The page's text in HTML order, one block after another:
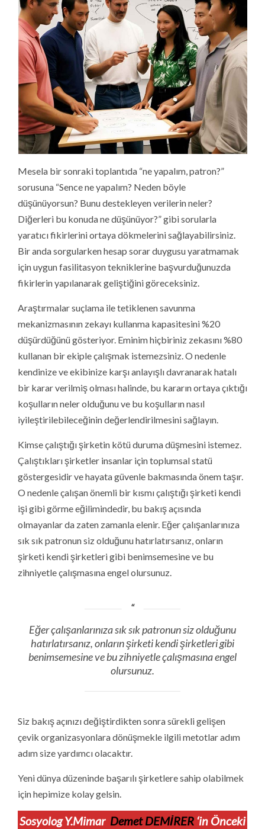
Mesela bir sonraki toplantıda “ne yapalım, patron?”
sorusuna “Sence ne yapalım? Neden böyle
düşünüyorsun? Bunu destekleyen verilerin neler?
Diğerleri bu konuda ne düşünüyor?” gibi sorularla
yaratıcı fikirlerini ortaya dökmelerini sağlayabilirsiniz.
Bir anda sorgularken hesap sorar duygusu yaratmamak
için uygun fasilitasyon tekniklerine başvurduğunuzda
fikirlerin yapılanarak geliştiğini göreceksiniz.
Araştırmalar suçlama ile tetiklenen savunma
mekanizmasının zekayı kullanma kapasitesini %20
düşürdüğünü gösteriyor. Eminim hiçbiriniz zekasını %80
kullanan bir ekiple çalışmak istemezsiniz. O nedenle
kendinize ve ekibinize karşı anlayışlı davranarak hatalı
bir karar verilmiş olması halinde, bu kararın ortaya çıktığı
koşulların neler olduğunu ve bu koşulların nasıl
iyileştirilebileceğinin değerlendirilmesini sağlayın.
Kimse çalıştığı şirketin kötü duruma düşmesini istemez.
Çalıştıkları şirketler insanlar için toplumsal statü
göstergesidir ve hayata güvenle bakmasında önem taşır.
O nedenle çalışan önemli bir kısmı çalıştığı şirketi kendi
işi gibi görme eğilimindedir, bu bakış açısında
olmayanlar da zaten zamanla elenir. Eğer çalışanlarınıza
sık sık patronun siz olduğunu hatırlatırsanız, onların
şirketi kendi şirketleri gibi benimsemesine ve bu
zihniyetle çalışmasına engel olursunuz.
Eğer çalışanlarınıza sık sık patronun siz olduğunu
hatırlatırsanız, onların şirketi kendi şirketleri gibi
benimsemesine ve bu zihniyetle çalışmasına engel
olursunuz.
Siz bakış açınızı değiştirdikten sonra sürekli gelişen
çevik organizasyonlara dönüşmekle ilgili metotlar adım
adım size yardımcı olacaktır.
Yeni dünya düzeninde başarılı şirketlere sahip olabilmek
için hepimize kolay gelsin.
Sosyolog Y.Mimar Demet DEMİRER ‘in Önceki